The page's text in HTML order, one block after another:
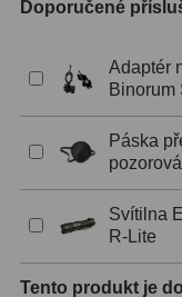
ED a Flat Field12
Měřící, s mřížkou6
Doplňky
Filtry183
Doporučené
Adaptér
Binorum
Páska
Svítilna
R-Lite
Tento produkt je